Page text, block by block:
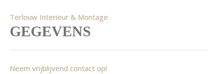
Terlouw Interieur & Montage
GEGEVENS
Neem vrijblijvend contact op!